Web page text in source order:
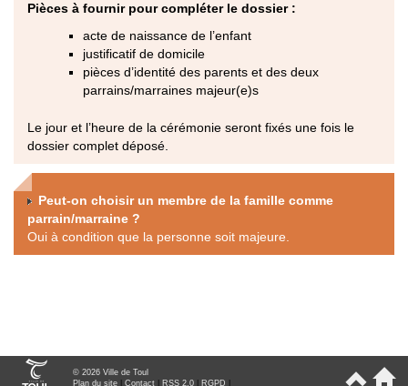
Pièces à fournir pour compléter le dossier :
acte de naissance de l’enfant
justificatif de domicile
pièces d’identité des parents et des deux
parrains/marraines majeur(e)s
Le jour et l’heure de la cérémonie seront fixés une fois le
dossier complet déposé.
Peut-on choisir un membre de la famille comme
parrain/marraine ?
Oui à condition que la personne soit majeure.
© 2026 Ville de Toul
Plan du site
Contact RSS 2.0 RGPD